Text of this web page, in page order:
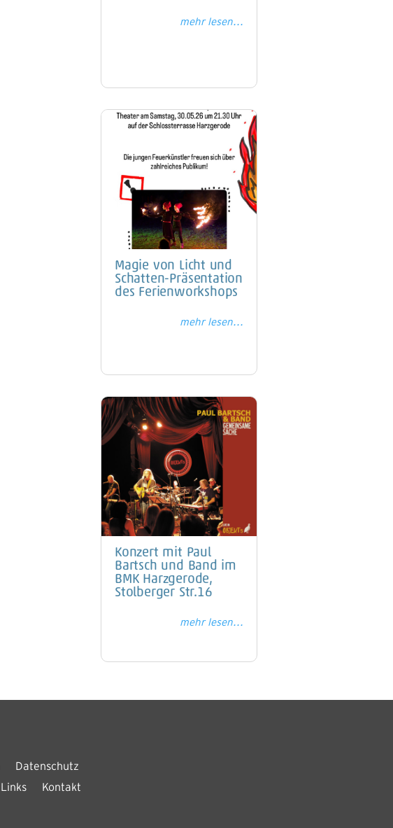
mehr lesen...
Magie von Licht und
Schatten-Präsentation
des Ferienworkshops
mehr lesen...
Konzert mit Paul
Bartsch und Band im
BMK Harzgerode,
Stolberger Str.16
mehr lesen...
Datenschutz
Links Kontakt